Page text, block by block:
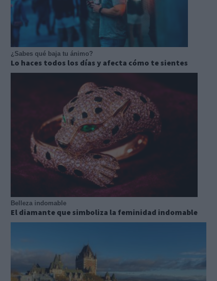
¿Sabes qué baja tu ánimo?
Lo haces todos los días y afecta cómo te sientes
Belleza indomable
El diamante que simboliza la feminidad indomable